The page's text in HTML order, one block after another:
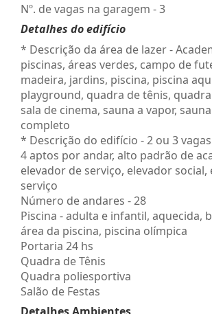
Nº. de vagas na garagem - 3
Detalhes do edifício
* Descrição da área de lazer -
piscinas, áreas verdes, campo de
madeira, jardins, piscina, piscina
playground, quadra de tênis,
sala de cinema, sauna a vapor,
completo
* Descrição do edifício - 2 ou 3
4 aptos por andar, alto padrão de
elevador de serviço, elevador
serviço
Número de andares - 28
Piscina - adulta e infantil, aquecida,
área da piscina, piscina olímpica
Portaria 24 hs
Quadra de Tênis
Quadra poliesportiva
Salão de Festas